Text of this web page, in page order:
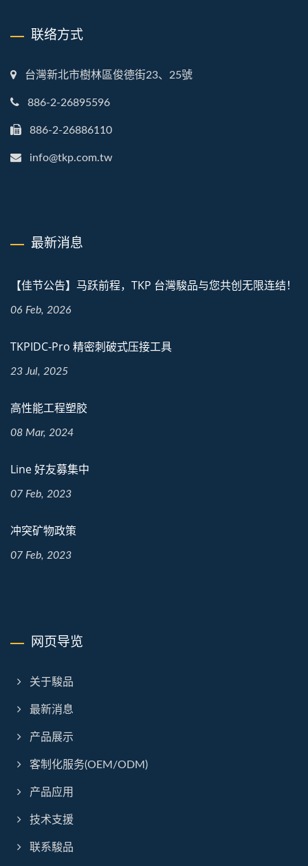
联络方式
台灣新北市樹林區俊德街23、25號
886-2-26895596
886-2-26886110
info@tkp.com.tw
最新消息
【佳节公告】马跃前程，TKP 台灣駿品与您共创无限连结！
06 Feb, 2026
TKPIDC-Pro 精密刺破式压接工具
23 Jul, 2025
高性能工程塑胶
08 Mar, 2024
Line 好友募集中
07 Feb, 2023
冲突矿物政策
07 Feb, 2023
网页导览
关于駿品
最新消息
产品展示
客制化服务(OEM/ODM)
产品应用
技术支援
联系駿品